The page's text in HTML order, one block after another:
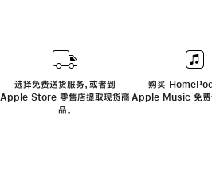
选择免费送货服务，或者到
Apple Store 零售店提取现货商
品。
购买
Apple Music 免费